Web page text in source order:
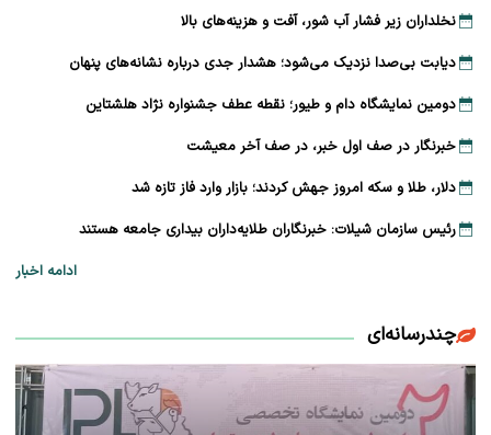
نخلداران زیر فشار آب شور، آفت و هزینه‌های بالا
دیابت بی‌صدا نزدیک می‌شود؛ هشدار جدی درباره نشانه‌های پنهان
دومین نمایشگاه دام و طیور؛ نقطه عطف جشنواره نژاد هلشتاین
خبرنگار در صف اول خبر، در صف آخر معیشت
دلار، طلا و سکه امروز جهش کردند؛ بازار وارد فاز تازه شد
رئیس سازمان شیلات: خبرنگاران طلایه‌داران بیداری جامعه هستند
ادامه اخبار
چندرسانه‌ای